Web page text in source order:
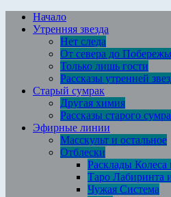
Перейти
содержимому
Начало
Утренняя звезда
Нет следа
От севера до
Только лишь гости
Рассказы утренней
Старый сумрак
Другая химия
Рассказы старого
Эфирные линии
Масскульт и остальное
Отблески
Расклады Колеса
Таро Лабиринта
Чужая Система